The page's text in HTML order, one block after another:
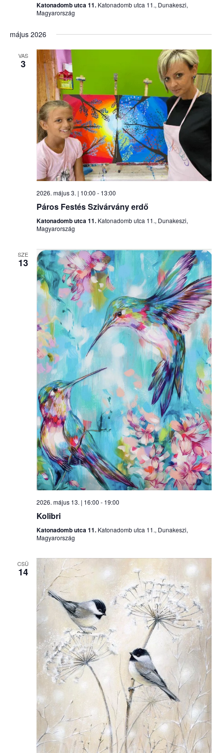
Katonadomb utca 11. Katonadomb utca 11., Dunakeszi,
Magyarország
május 2026
VAS
3
2026. május 3. | 10:00 - 13:00
Páros Festés Szivárvány erdő
Katonadomb utca 11. Katonadomb utca 11., Dunakeszi,
Magyarország
SZE
13
2026. május 13. | 16:00 - 19:00
Kolibri
Katonadomb utca 11. Katonadomb utca 11., Dunakeszi,
Magyarország
CSÜ
14